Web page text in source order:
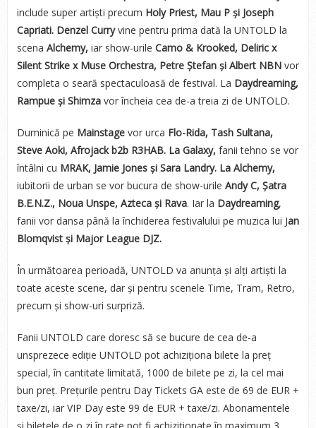
include super artiști precum Holy Priest, Mau P și Joseph
Capriati. Denzel Curryvine pentru prima dată la UNTOLD la
scena Alchemy, iar show-urile Camo & Krooked, Deliric x
Silent Strike x Muse Orchestra, Petre Ștefan și Albert NBN vor
completa o seară spectaculoasă de festival. La Daydreaming,
Rampue și Shimzavor încheia cea de-a treia zi de UNTOLD.
Duminică pe Mainstagevor urca Flo-Rida, Tash Sultana,
Steve Aoki, Afrojack b2b R3HAB. La Galaxy, fanii tehno se vor
întâlni cu MRAK, Jamie Jones și Sara Landry. La Alchemy,
iubitorii de urban se vor bucura de show-urile Andy C, Șatra
B.E.N.Z., Noua Unspe, Azteca și Rava. Iar la Daydreaming,
fanii vor dansa până la închiderea festivalului pe muzica lui Jan
Blomqvist și Major League DJZ.
În următoarea perioadă, UNTOLD va anunța și alți artiști la
toate aceste scene, dar și pentru scenele Time, Tram, Retro,
precum și show-uri surpriză.
Fanii UNTOLD care doresc să se bucure de cea de-a
unsprezece ediție UNTOLD pot achiziționa bilete la preț
special, în cantitate limitată, 1000 de bilete pe zi, la cel mai
bun preț. Prețurile pentru Day Tickets GA este de 69 de EUR +
taxe/zi, iar VIP Day este 99 de EUR + taxe/zi. Abonamentele